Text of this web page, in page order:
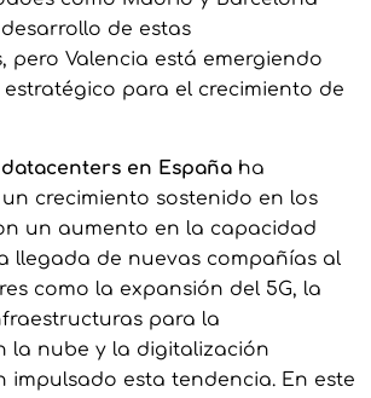
de estas
pero Valencia está emergiendo
para el crecimiento de
datacenters en Españaha
crecimiento sostenido en los
un aumento en la capacidad
llegada de nuevas compañías al
como la expansión del 5G, la
para la
la nube y la digitalización
impulsado esta tendencia. En este